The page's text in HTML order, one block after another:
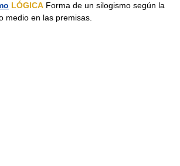
LÓGICA Forma de un silogismo según la
medio en las premisas.